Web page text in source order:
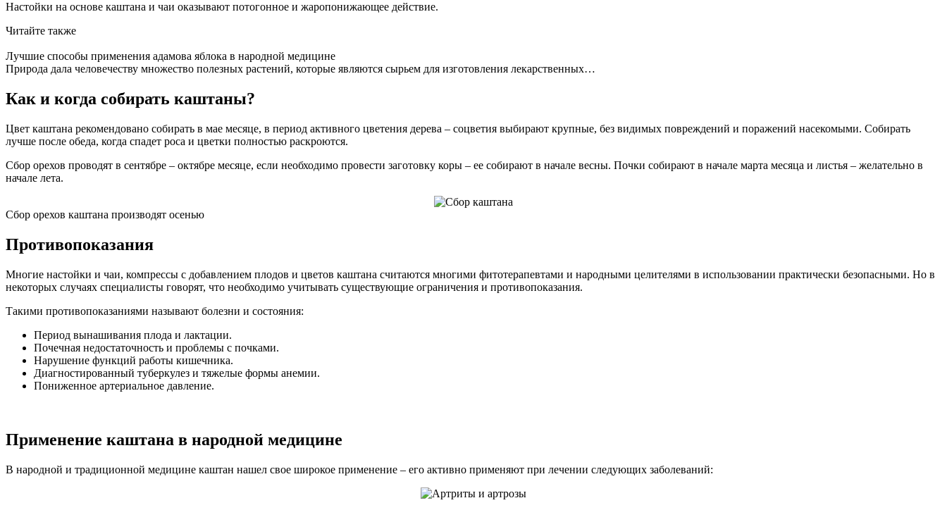
Настойки на основе каштана и чаи оказывают потогонное и жаропонижающее действие.
Читайте также
Лучшие способы применения адамова яблока в народной медицине
Природа дала человечеству множество полезных растений, которые являются сырьем для изготовления лекарственных…
Как и когда собирать каштаны?
Цвет каштана рекомендовано собирать в мае месяце, в период активного цветения дерева – соцветия выбирают крупные, без видимых повреждений и поражений насекомыми. Собирать
лучше после обеда, когда спадет роса и цветки полностью раскроются.
Сбор орехов проводят в сентябре – октябре месяце, если необходимо провести заготовку коры – ее собирают в начале весны. Почки собирают в начале марта месяца и листья – желательно в
начале лета.
Сбор орехов каштана производят осенью
Противопоказания
Многие настойки и чаи, компрессы с добавлением плодов и цветов каштана считаются многими фитотерапевтами и народными целителями в использовании практически безопасными. Но в
некоторых случаях специалисты говорят, что необходимо учитывать существующие ограничения и противопоказания.
Такими противопоказаниями называют болезни и состояния:
Период вынашивания плода и лактации.
Почечная недостаточность и проблемы с почками.
Нарушение функций работы кишечника.
Диагностированный туберкулез и тяжелые формы анемии.
Пониженное артериальное давление.
Применение каштана в народной медицине
В народной и традиционной медицине каштан нашел свое широкое применение – его активно применяют при лечении следующих заболеваний: